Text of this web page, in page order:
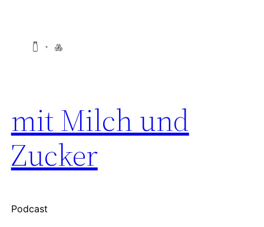
springen
mit Milch und
Zucker
Podcast